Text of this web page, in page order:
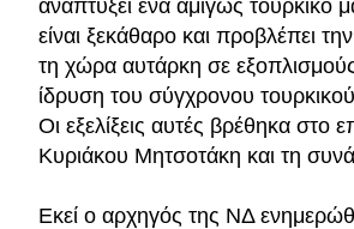
αναπτύξει ένα αμιγώς τουρκικό
είναι ξεκάθαρο και προβλέπει
τη χώρα αυτάρκη σε
ίδρυση του σύγχρονου
Οι εξελίξεις αυτές βρέθηκα στο
Κυριάκου Μητσοτάκη και τη
Εκεί ο αρχηγός της ΝΔ